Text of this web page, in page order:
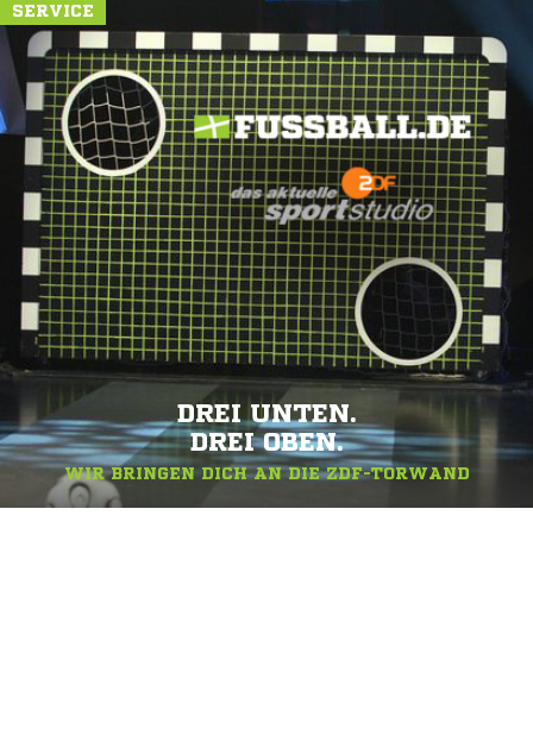
SERVICE
DREI UNTEN.
DREI OBEN.
WIR BRINGEN DICH AN DIE ZDF-TORWAND